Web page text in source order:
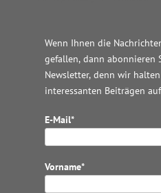
Wenn Ihnen die
gefallen, dann abonnieren
Newsletter, denn wir halten
interessanten Beiträgen
E-Mail*
Vorname*